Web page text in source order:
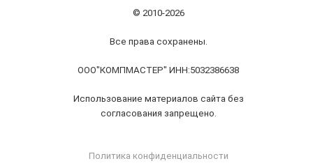
© 2010-2026
Все права сохранены.
ООО"КОМПМАСТЕР" ИНН:5032386638
Использование материалов сайта без
согласования запрещено.
Политика конфиденциальности